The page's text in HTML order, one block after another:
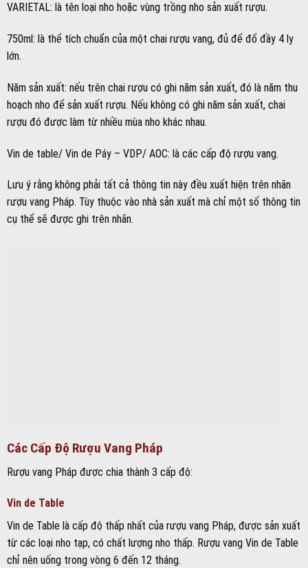
VARIETAL: là tên loại nho hoặc vùng trồng nho sản xuất rượu.
750ml: là thể tích chuẩn của một chai rượu vang, đủ để đổ đầy 4 ly
lớn.
Năm sản xuất: nếu trên chai rượu có ghi năm sản xuất, đó là năm thu
hoạch nho để sản xuất rượu. Nếu không có ghi năm sản xuất, chai
rượu đó được làm từ nhiều mùa nho khác nhau.
Vin de table/ Vin de Páy – VDP/ AOC: là các cấp độ rượu vang.
Lưu ý rằng không phải tất cả thông tin này đều xuất hiện trên nhãn
rượu vang Pháp. Tùy thuộc vào nhà sản xuất mà chỉ một số thông tin
cụ thể sẽ được ghi trên nhãn.
Các Cấp Độ Rượu Vang Pháp
Rượu vang Pháp được chia thành 3 cấp độ:
Vin de Table
Vin de Table là cấp độ thấp nhất của rượu vang Pháp, được sản xuất
từ các loại nho tạp, có chất lượng nho thấp. Rượu vang Vin de Table
chỉ nên uống trong vòng 6 đến 12 tháng.